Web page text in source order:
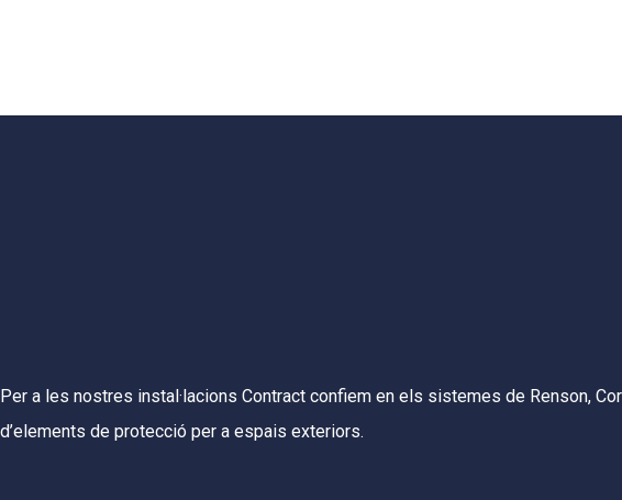
Per a les nostres instal·lacions Contract confiem en els sistemes de Renson,
d’elements de protecció per a espais exteriors.